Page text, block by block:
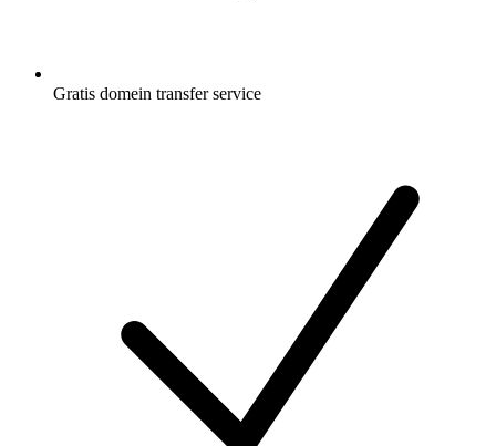
Gratis domein transfer service